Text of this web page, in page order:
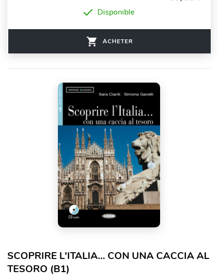
Disponible
ACHETER
SCOPRIRE L'ITALIA... CON UNA CACCIA AL
TESORO (B1)